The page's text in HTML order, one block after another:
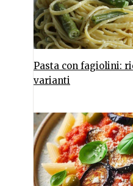
Pasta con fagiolini:
varianti